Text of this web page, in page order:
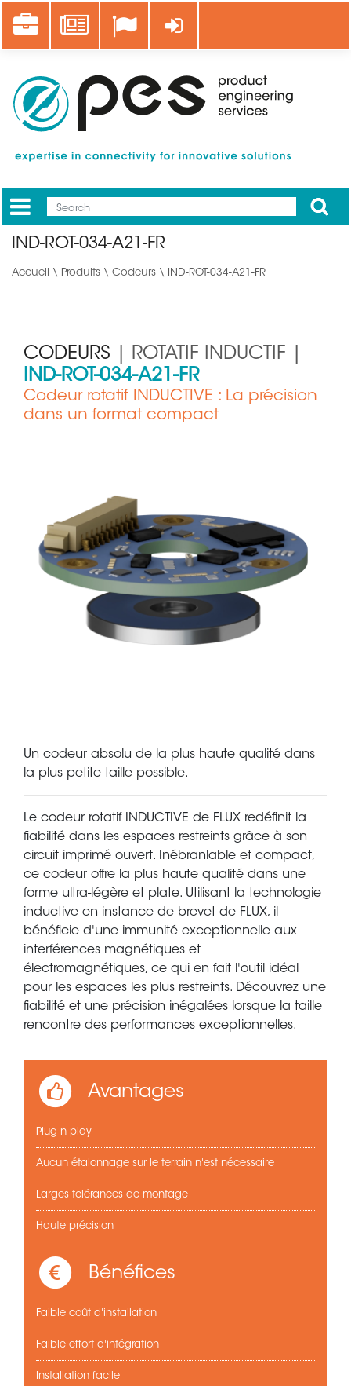
au
contenu
Career News Se connecter
Mobile
Main
Apply
IND-ROT-034-A21-FR
Accueil \ Produits \ Codeurs \ IND-ROT-034-A21-FR
CODEURS
| ROTATIF INDUCTIF |
IND-ROT-034-A21-FR
Codeur rotatif INDUCTIVE : La précision
dans un format compact
Un codeur absolu de la plus haute qualité dans
la plus petite taille possible.
Le codeur rotatif INDUCTIVE de FLUX redéfinit la
fiabilité dans les espaces restreints grâce à son
circuit imprimé ouvert. Inébranlable et compact,
ce codeur offre la plus haute qualité dans une
forme ultra-légère et plate. Utilisant la technologie
inductive en instance de brevet de FLUX, il
bénéficie d'une immunité exceptionnelle aux
interférences magnétiques et
électromagnétiques, ce qui en fait l'outil idéal
pour les espaces les plus restreints. Découvrez une
fiabilité et une précision inégalées lorsque la taille
rencontre des performances exceptionnelles.
Avantages
Plug-n-play
Aucun étalonnage sur le terrain n'est nécessaire
Larges tolérances de montage
Haute précision
Bénéfices
Faible coût d'installation
Faible effort d'intégration
Installation facile